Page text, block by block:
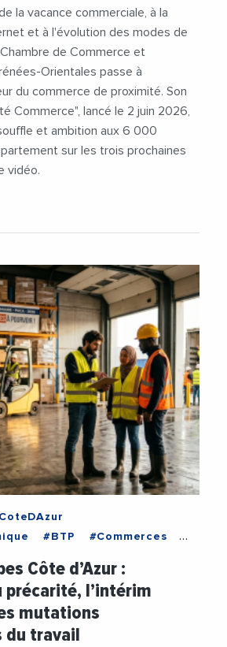
la vacance commerciale, à la
et à l'évolution des modes de
de Commerce et
Orientales passe à
du commerce de proximité. Son
Commerce", lancé le 2 juin 2026,
et ambition aux 6 000
sur les trois prochaines
vidéo.
#BTP
#Commerces
Côte d’Azur :
l’intérim
mutations
travail